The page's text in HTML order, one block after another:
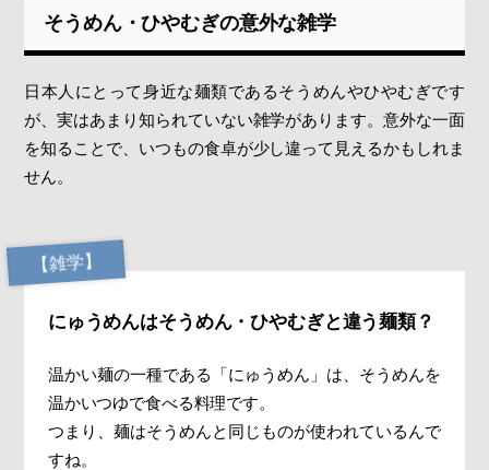
そうめん・ひやむぎの意外な雑学
日本人にとって身近な麺類であるそうめんやひやむぎです
が、実はあまり知られていない雑学があります。意外な一面
を知ることで、いつもの食卓が少し違って見えるかもしれま
せん。
【雑学】
にゅうめんはそうめん・ひやむぎと違う麺類？
温かい麺の一種である「にゅうめん」は、そうめんを
温かいつゆで食べる料理です。
つまり、麺はそうめんと同じものが使われているんで
すね。